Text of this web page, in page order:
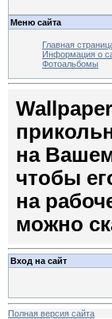
Меню сайта
Главная
Информация о
Фотоальбомы
на
чтобы
на
можно
Вход на сайт
Полная версия сайта